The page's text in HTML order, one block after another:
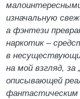
изначальную
а фэнтези
наркотик –
в
на мой взгляд, за
описывающей